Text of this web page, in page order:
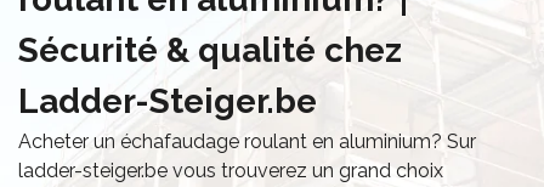
Sécurité & qualité chez
Ladder-Steiger.be
Acheter un échafaudage roulant en aluminium? Sur
ladder-steiger.be vous trouverez un grand choix